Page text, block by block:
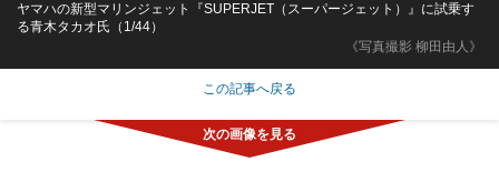
《写真撮影 柳田由人》
ヤマハの新型マリンジェット『SUPERJET（スーパージェット）』に試乗す
る青木タカオ氏（1/44）
この記事へ戻る